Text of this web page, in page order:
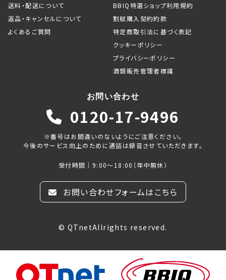
送料・配送について
返品・キャンセルについて
よくあるご質問
BBIQ特選ショップ利用規約
割賦購入契約約款
特定商取引法に基づく表記
クッキーポリシー
プライバシーポリシー
酒類販売管理者標識
お問い合わせ
0120-17-9496
※番号はお間違いのないようにご注意ください。
今後のサービス向上のために通話は録音させていただきます。
受付時間｜9:00～18:00（年中無休）
お問い合わせフォームはこちら
© QTnetAllrights reserved.